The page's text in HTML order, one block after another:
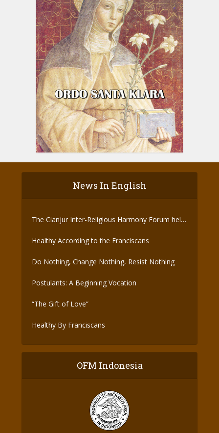
News In English
The Cianjur Inter-Religious Harmony Forum held
Healthy According to the Franciscans
Do Nothing, Change Nothing, Resist Nothing
Postulants: A Beginning Vocation
“The Gift of Love”
Healthy By Franciscans
OFM Indonesia